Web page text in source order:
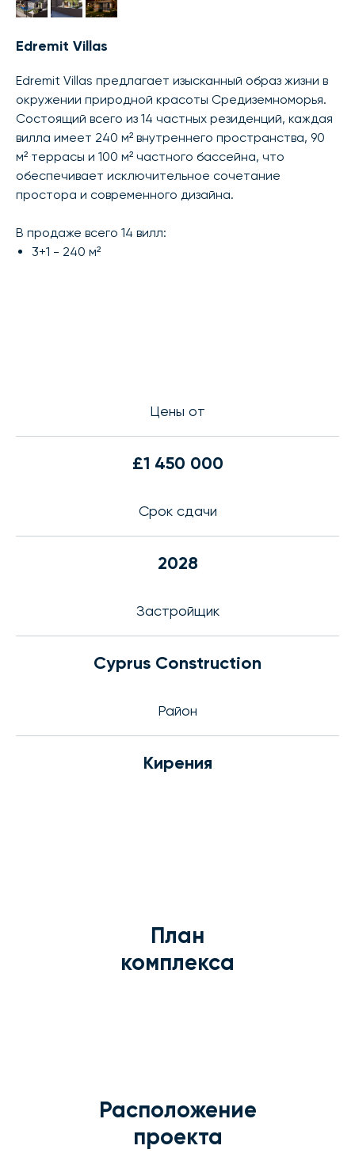
Edremit Villas
Edremit Villas предлагает изысканный образ жизни в
окружении природной красоты Средиземноморья.
Состоящий всего из 14 частных резиденций, каждая
вилла имеет 240 м² внутреннего пространства, 90
м² террасы и 100 м² частного бассейна, что
обеспечивает исключительное сочетание
простора и современного дизайна.
В продаже всего 14 вилл:
3+1 - 240 м²
Цены от
£1 450 000
Срок сдачи
2028
Застройщик
Cyprus Construction
Район
Кирения
План
комплекса
Расположение
проекта